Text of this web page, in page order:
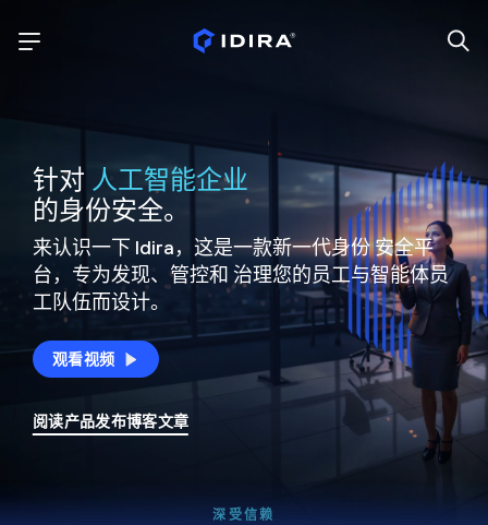
针对 人工智能企业
的身份安全。
来认识一下 Idira，这是一款新一代身份安全平
台，专为发现、管控和 治理您的员工与智能体员
工队伍而设计。
观看视频
阅读产品发布博客文章
深受信赖